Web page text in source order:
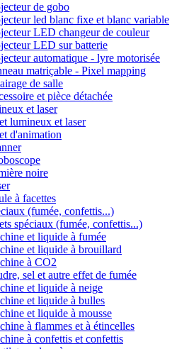
de gobo
led blanc fixe et blanc variable
LED changeur de couleur
LED sur batterie
automatique - lyre motorisée
matriçable - Pixel mapping
de salle
et pièce détachée
et laser
lumineux et laser
d'animation
noire
à facettes
(fumée, confettis...)
spéciaux (fumée, confettis...)
et liquide à fumée
et liquide à brouillard
à CO2
sel et autre effet de fumée
et liquide à neige
et liquide à bulles
et liquide à mousse
à flammes et à étincelles
à confettis et confettis